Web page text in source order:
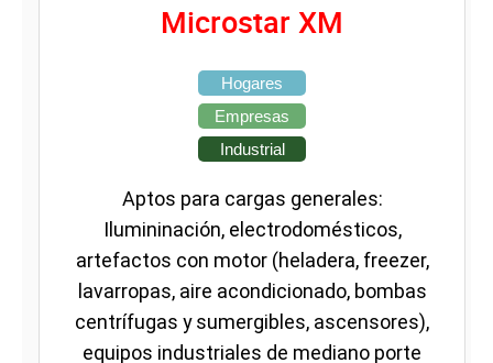
Microstar XM
Hogares
Empresas
Industrial
Aptos para cargas generales:
Ilumininación, electrodomésticos,
artefactos con motor (heladera, freezer,
lavarropas, aire acondicionado, bombas
centrífugas y sumergibles, ascensores),
equipos industriales de mediano porte